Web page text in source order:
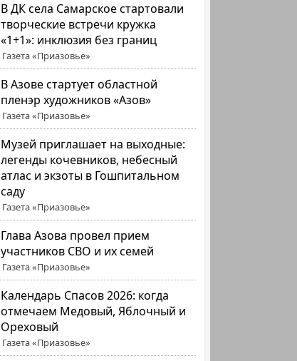
В ДК села Самарское стартовали
творческие встречи кружка
«1+1»: инклюзия без границ
Газета «Приазовье»
В Азове стартует областной
пленэр художников «Азов»
Газета «Приазовье»
Музей приглашает на выходные:
легенды кочевников, небесный
атлас и экзоты в Гошпитальном
саду
Газета «Приазовье»
Глава Азова провел прием
участников СВО и их семей
Газета «Приазовье»
Календарь Спасов 2026: когда
отмечаем Медовый, Яблочный и
Ореховый
Газета «Приазовье»